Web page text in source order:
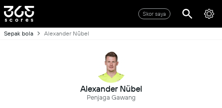
Skor saya
Sepak bola Alexander Nübel
Alexander Nübel
Penjaga Gawang